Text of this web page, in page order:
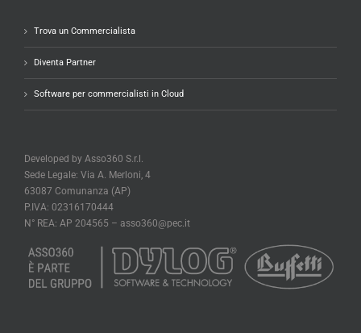
Trova un Commercialista
Diventa Partner
Software per commercialisti in Cloud
Developed by Asso360 S.r.l.
Sede Legale: Via A. Merloni, 4
63087 Comunanza (AP)
P.IVA: 02316170444
N° REA: AP 204565 – asso360@pec.it